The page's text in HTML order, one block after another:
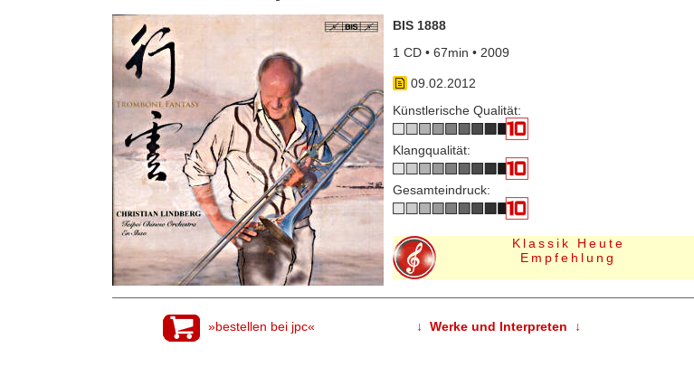
BIS 1888
1 CD • 67min • 2009
09.02.2012
Künstlerische Qualität:
Klangqualität:
Gesamteindruck:
Klassik Heute
Empfehlung
»bestellen bei jpc« ↓ Werke und Interpreten ↓